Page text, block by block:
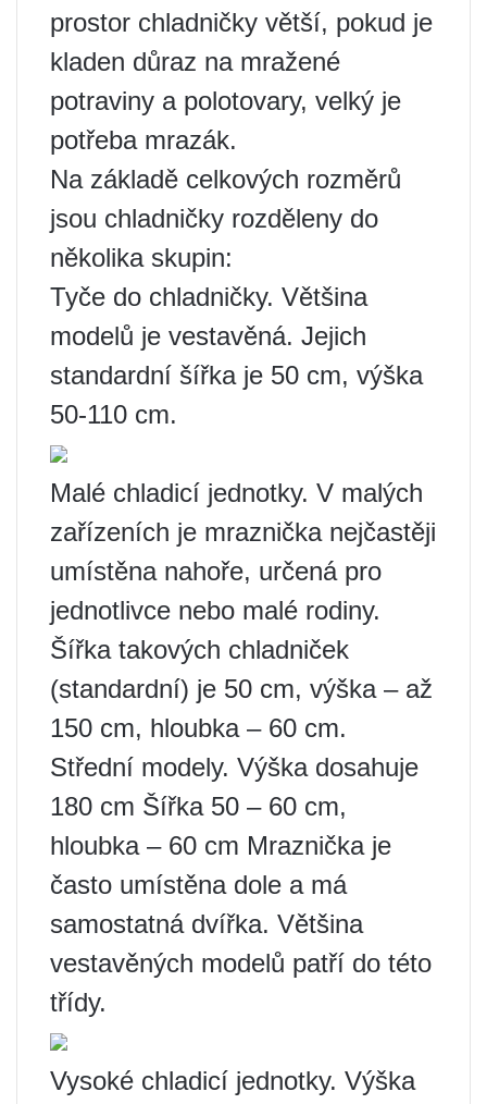
prostor chladničky větší, pokud je
kladen důraz na mražené
potraviny a polotovary, velký je
potřeba mrazák.
Na základě celkových rozměrů
jsou chladničky rozděleny do
několika skupin:
Tyče do chladničky. Většina
modelů je vestavěná. Jejich
standardní šířka je 50 cm, výška
50-110 cm.
Malé chladicí jednotky. V malých
zařízeních je mraznička nejčastěji
umístěna nahoře, určená pro
jednotlivce nebo malé rodiny.
Šířka takových chladniček
(standardní) je 50 cm, výška – až
150 cm, hloubka – 60 cm.
Střední modely. Výška dosahuje
180 cm Šířka 50 – 60 cm,
hloubka – 60 cm Mraznička je
často umístěna dole a má
samostatná dvířka. Většina
vestavěných modelů patří do této
třídy.
Vysoké chladicí jednotky. Výška